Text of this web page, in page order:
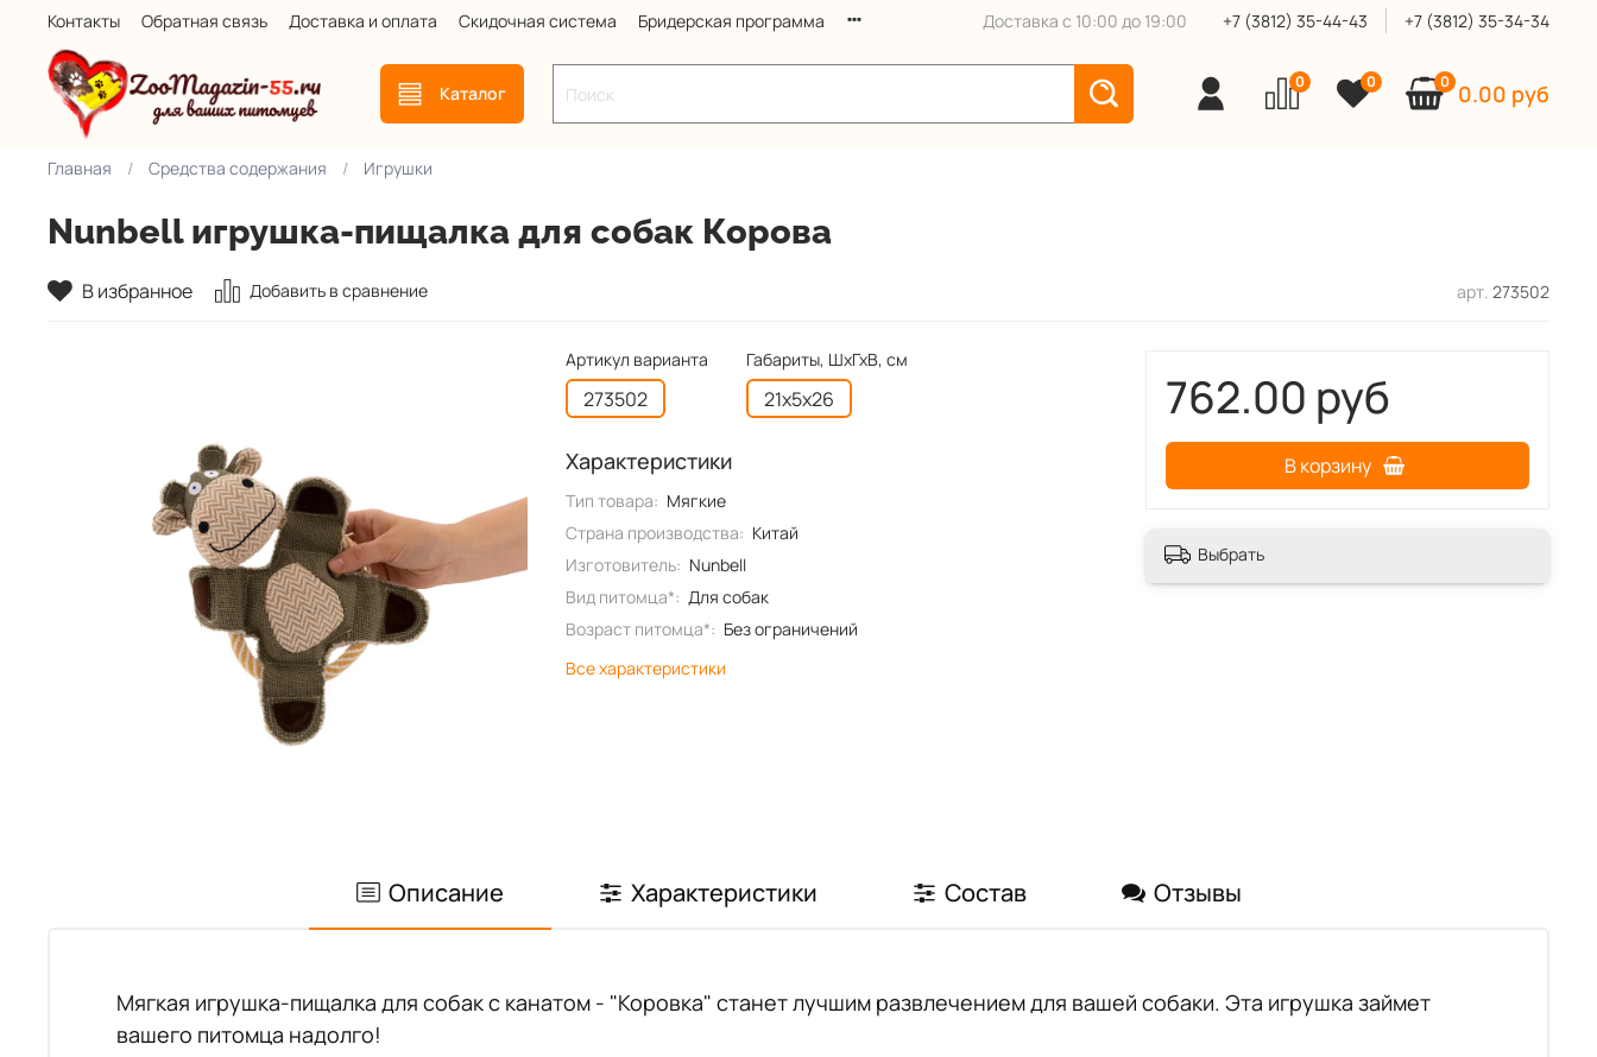
Контакты Обратная связь Доставка и оплата Скидочная система Бридерская программа Доставка с 10:00 до 19:00 +7 (3812) 35-44-43 +7 (3812) 35-34-34
Каталог
0 0 0 0.00 руб
Главная Средства содержания Игрушки
Nunbell игрушка-пищалка для собак Корова
В избранное Добавить в сравнение арт. 273502
Артикул варианта
273502
Габариты, ШхГхВ, см
21х5х26
Характеристики
Тип товара: Мягкие
Страна производства: Китай
Изготовитель: Nunbell
Вид питомца*: Для собак
Возраст питомца*: Без ограничений
Все характеристики
762.00 руб
В корзину
Выбрать
Описание Характеристики Состав Отзывы
Мягкая игрушка-пищалка для собак с канатом - "Коровка" станет лучшим развлечением для вашей собаки. Эта игрушка займет
вашего питомца надолго!